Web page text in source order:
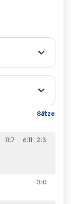
Sätze
11:7 6:11 2:3
3:0